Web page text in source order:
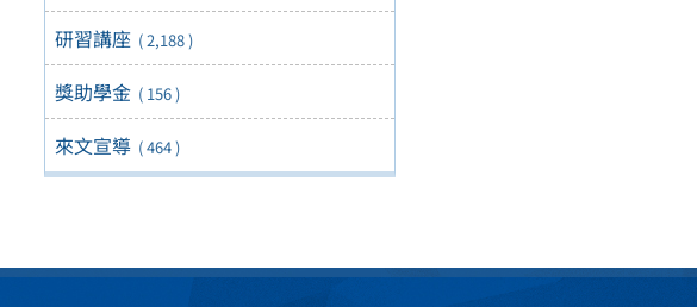
研習講座 ( 2,188 )
獎助學金 ( 156 )
來文宣導 ( 464 )